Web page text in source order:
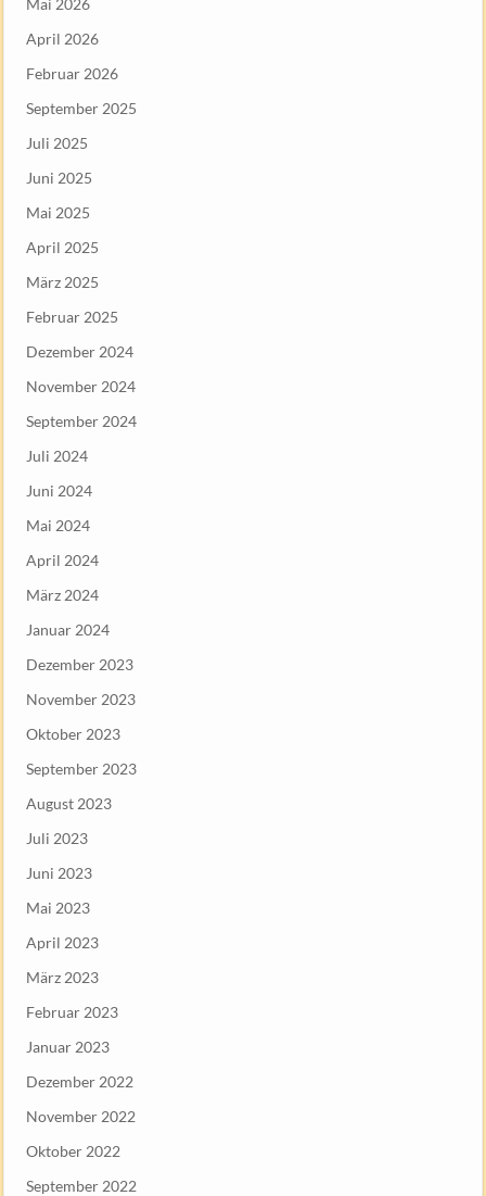
Mai 2026
April 2026
Februar 2026
September 2025
Juli 2025
Juni 2025
Mai 2025
April 2025
März 2025
Februar 2025
Dezember 2024
November 2024
September 2024
Juli 2024
Juni 2024
Mai 2024
April 2024
März 2024
Januar 2024
Dezember 2023
November 2023
Oktober 2023
September 2023
August 2023
Juli 2023
Juni 2023
Mai 2023
April 2023
März 2023
Februar 2023
Januar 2023
Dezember 2022
November 2022
Oktober 2022
September 2022